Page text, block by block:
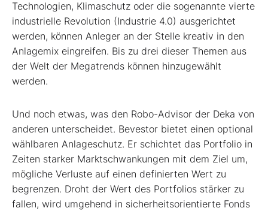
Technologien, Klimaschutz oder die sogenannte vierte
industrielle Revolution (Industrie 4.0) ausgerichtet
werden, können Anleger an der Stelle kreativ in den
Anlagemix eingreifen. Bis zu drei dieser Themen aus
der Welt der Megatrends können hinzugewählt
werden.
Und noch etwas, was den Robo-Advisor der Deka von
anderen unterscheidet. Bevestor bietet einen optional
wählbaren Anlageschutz. Er schichtet das Portfolio in
Zeiten starker Marktschwankungen mit dem Ziel um,
mögliche Verluste auf einen definierten Wert zu
begrenzen. Droht der Wert des Portfolios stärker zu
fallen, wird umgehend in sicherheitsorientierte Fonds